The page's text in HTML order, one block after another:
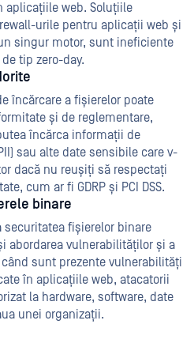
aplicațiile web. Soluțiile
urile pentru aplicații web și
singur motor, sunt ineficiente
tip zero-day.
încărcare a fișierelor poate
și de reglementare,
încărca informații de
sau alte date sensibile care v-
dacă nu reușiți să respectați
cum ar fi GDRP și PCI DSS.
binare
securitatea fișierelor binare
abordarea vulnerabilităților și a
sunt prezente vulnerabilități
în aplicațiile web, atacatorii
la hardware, software, date
unei organizații.